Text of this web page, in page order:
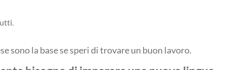
sono la base se speri di trovare un buon lavoro.